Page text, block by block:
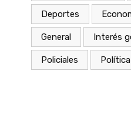
Deportes
General Interés
Policiales Política